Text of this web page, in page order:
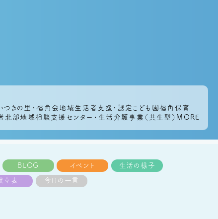
きの里・福角会地域生活者支援・認定こども園福角保育
者北部地域相談支援センター・生活介護事業（共生型）MORE
BLOG イベント 生活の様子
立表 今日の一言